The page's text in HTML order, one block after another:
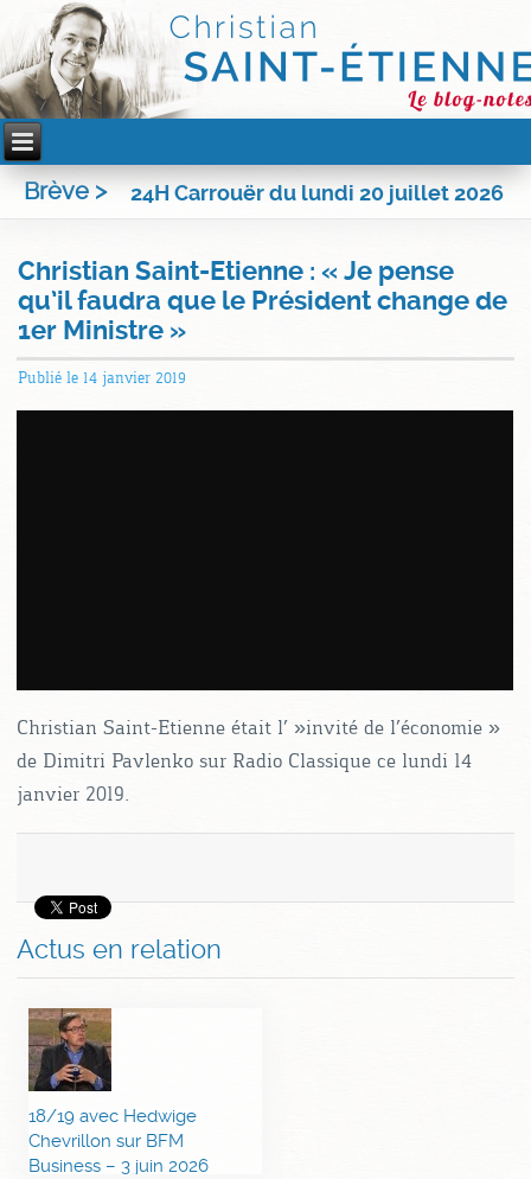
Brève > 24H Carrouër du lundi 20 juillet 2026
Christian Saint-Etienne : « Je pense
qu’il faudra que le Président change de
1er Ministre »
Publié le 14 janvier 2019
Christian Saint-Etienne était l' »invité de l’économie »
de Dimitri Pavlenko sur Radio Classique ce lundi 14
janvier 2019.
Actus en relation
18/19 avec Hedwige
Chevrillon sur BFM
Business – 3 juin 2026